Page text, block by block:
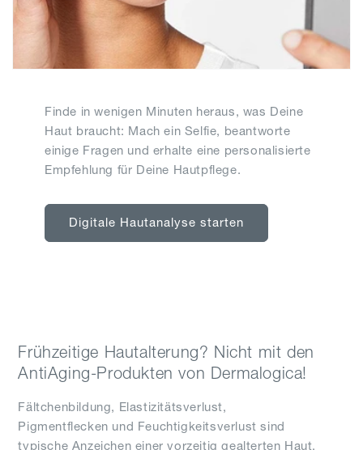
Finde in wenigen Minuten heraus, was Deine
Haut braucht: Mach ein Selfie, beantworte
einige Fragen und erhalte eine personalisierte
Empfehlung für Deine Hautpflege.
Digitale Hautanalyse starten
Frühzeitige Hautalterung? Nicht mit den
AntiAging-Produkten von Dermalogica!
Fältchenbildung, Elastizitätsverlust,
Pigmentflecken und Feuchtigkeitsverlust sind
typische Anzeichen einer vorzeitig gealterten Haut.